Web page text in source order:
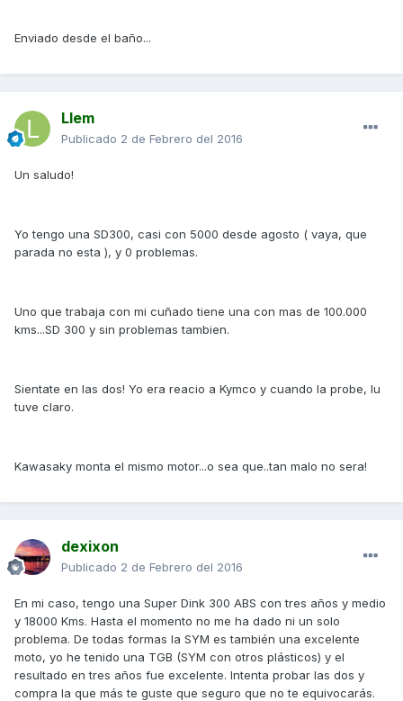
Enviado desde el baño...
Llem
Publicado 2 de Febrero del 2016
Un saludo!
Yo tengo una SD300, casi con 5000 desde agosto ( vaya, que
parada no esta ), y 0 problemas.
Uno que trabaja con mi cuñado tiene una con mas de 100.000
kms...SD 300 y sin problemas tambien.
Sientate en las dos! Yo era reacio a Kymco y cuando la probe, lu
tuve claro.
Kawasaky monta el mismo motor...o sea que..tan malo no sera!
dexixon
Publicado 2 de Febrero del 2016
En mi caso, tengo una Super Dink 300 ABS con tres años y medio
y 18000 Kms. Hasta el momento no me ha dado ni un solo
problema. De todas formas la SYM es también una excelente
moto, yo he tenido una TGB (SYM con otros plásticos) y el
resultado en tres años fue excelente. Intenta probar las dos y
compra la que más te guste que seguro que no te equivocarás.